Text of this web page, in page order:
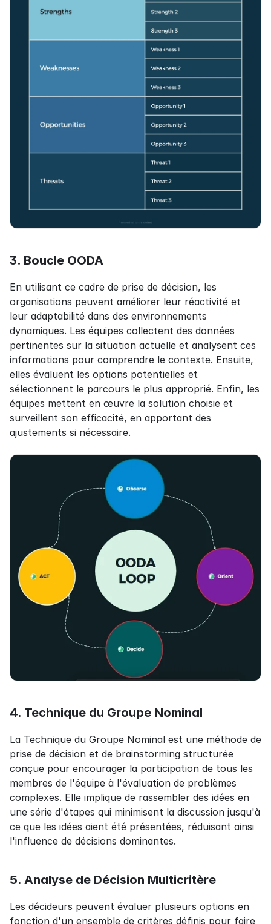
3. Boucle OODA
En utilisant ce cadre de prise de décision, les
organisations peuvent améliorer leur réactivité et
leur adaptabilité dans des environnements
dynamiques. Les équipes collectent des données
pertinentes sur la situation actuelle et analysent ces
informations pour comprendre le contexte. Ensuite,
elles évaluent les options potentielles et
sélectionnent le parcours le plus approprié. Enfin, les
équipes mettent en œuvre la solution choisie et
surveillent son efficacité, en apportant des
ajustements si nécessaire.
4. Technique du Groupe Nominal
La Technique du Groupe Nominal est une méthode de
prise de décision et de brainstorming structurée
conçue pour encourager la participation de tous les
membres de l'équipe à l'évaluation de problèmes
complexes. Elle implique de rassembler des idées en
une série d'étapes qui minimisent la discussion jusqu'à
ce que les idées aient été présentées, réduisant ainsi
l'influence de décisions dominantes.
5. Analyse de Décision Multicritère
Les décideurs peuvent évaluer plusieurs options en
fonction d'un ensemble de critères définis pour faire